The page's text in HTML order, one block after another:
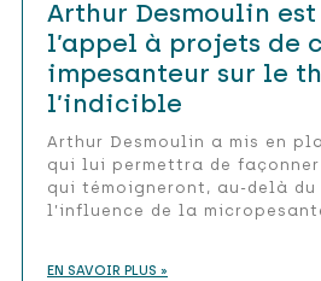
Arthur Desmoulin
l’appel à projets de
impesanteur sur le
l’indicible
Arthur Desmoulin a mis en
qui lui permettra de
qui témoigneront, au-delà du
l’influence de la
EN SAVOIR PLUS »